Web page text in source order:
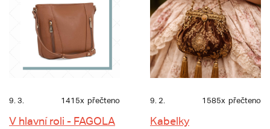
9. 3. 1415x přečteno
V hlavní roli - FAGOLA
9. 2. 1585x přečteno
Kabelky